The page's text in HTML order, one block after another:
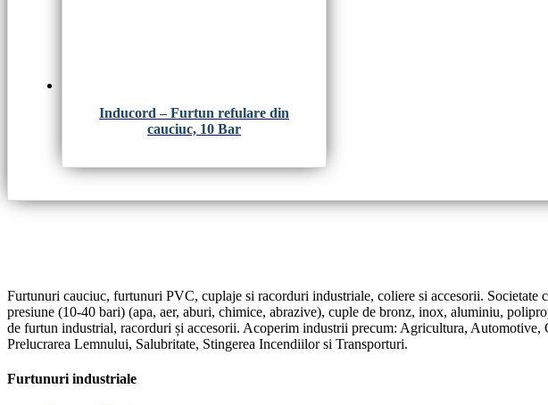
Inducord – Furtun refulare din
cauciuc, 10 Bar
Furtunuri cauciuc, furtunuri PVC, cuplaje si racorduri industriale, coliere si accesorii.
presiune (10-40 bari) (apa, aer, aburi, chimice, abrazive), cuple de bronz, inox, aluminiu,
de furtun industrial, racorduri și accesorii. Acoperim industrii precum: Agricultura,
Prelucrarea Lemnului, Salubritate, Stingerea Incendiilor si Transporturi.
Furtunuri industriale